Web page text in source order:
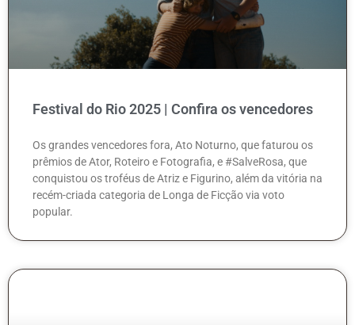
Festival do Rio 2025 | Confira os vencedores
Os grandes vencedores fora, Ato Noturno, que faturou os
prêmios de Ator, Roteiro e Fotografia, e #SalveRosa, que
conquistou os troféus de Atriz e Figurino, além da vitória na
recém-criada categoria de Longa de Ficção via voto
popular.